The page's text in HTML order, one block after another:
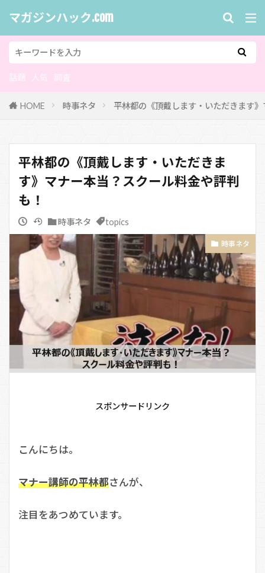
マガジンハック.com
HOME 時事ネタ 平林都の《頂戴します・いただきます
平林都の《頂戴します・いただきま
す》マナー本当？スクール料金や評判
も！
時事ネタ topics
時事ネタ
スポンサードリンク
こんにちは。
マナー講師の平林都さんが、
注目をあつめています。